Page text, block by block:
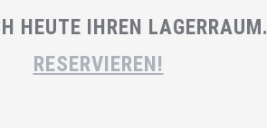
HEUTE IHREN LAGERRAUM.
RESERVIEREN!